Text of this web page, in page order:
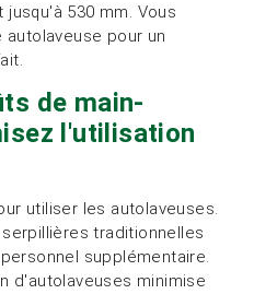
530 mm. Vous
pour un
de main-
l'utilisation
utiliser les autolaveuses.
traditionnelles
supplémentaire.
d'autolaveuses minimise